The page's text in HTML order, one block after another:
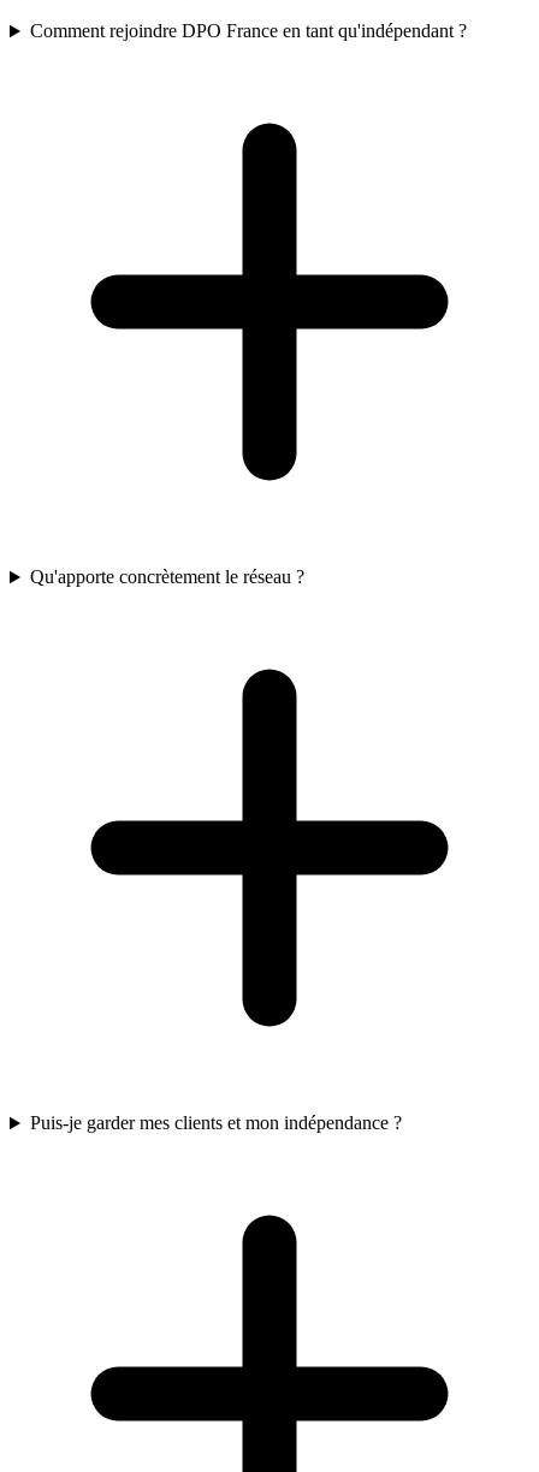
Comment rejoindre DPO France en tant qu'indépendant ?
Qu'apporte concrètement le réseau ?
Puis-je garder mes clients et mon indépendance ?